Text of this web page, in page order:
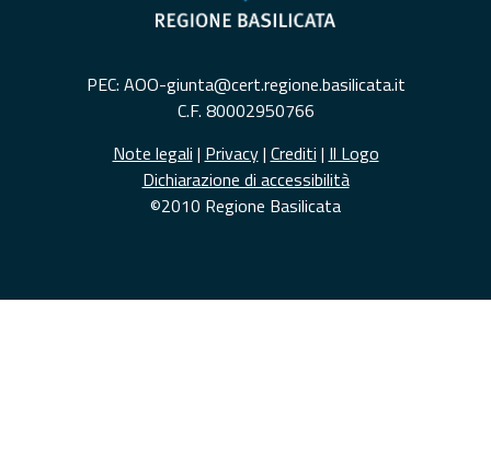
PEC: AOO-giunta@cert.regione.basilicata.it
C.F. 80002950766
Note legali | Privacy| Crediti | Il Logo
Dichiarazione di accessibilità
©2010 Regione Basilicata